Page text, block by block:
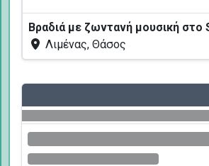
Βραδιά με ζωντανή μουσική στο
Λιμένας, Θάσος